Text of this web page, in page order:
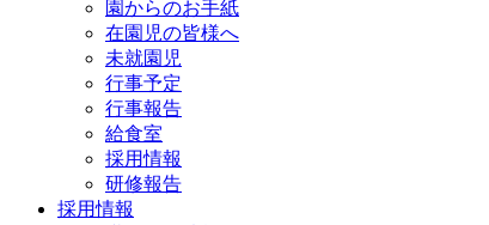
園からのお手紙
在園児の皆様へ
未就園児
行事予定
行事報告
給食室
採用情報
研修報告
採用情報